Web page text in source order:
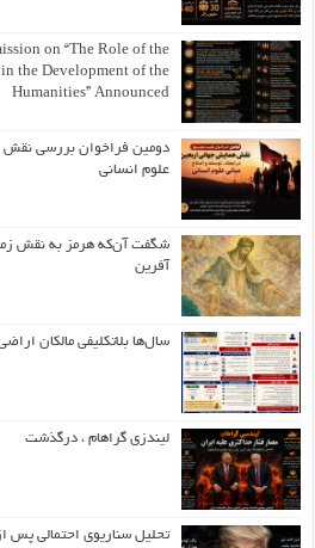
on “The Role of the
the Development of the
Humanities” Announced
دومین فراخوان بررسی نقش
علوم انسانی
شگفت آن‌که هرمز به نقش
آفرین
سال‌ها بلاتکلیفی مالکان اراضی
لیندزی گراهام ، درگذشت
تحلیل سناریوی احتمالی پس